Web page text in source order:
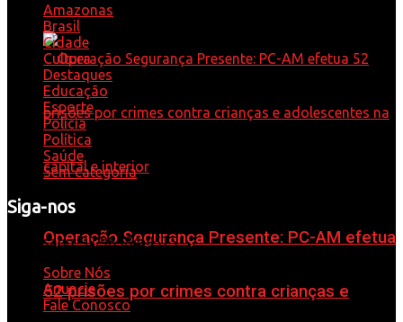
Operação Segurança Presente: PC-AM efetua
52 prisões por crimes contra crianças e
Amazonas
Brasil
Cidade
Cultura
Destaques
Educação
Esporte
Polícia
Política
Saúde
Sem categoria
Siga-nos
Whatsapp: 92 98584-9575
Sobre Nós
Anuncie
Fale Conosco